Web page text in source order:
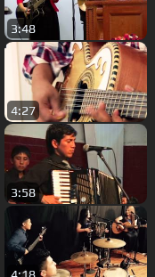
3:48
4:27
3:58